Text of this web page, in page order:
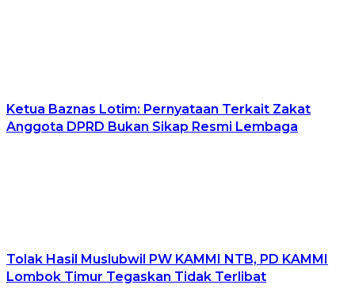
Ketua Baznas Lotim: Pernyataan Terkait Zakat
Anggota DPRD Bukan Sikap Resmi Lembaga
Tolak Hasil Muslubwil PW KAMMI NTB, PD KAMMI
Lombok Timur Tegaskan Tidak Terlibat